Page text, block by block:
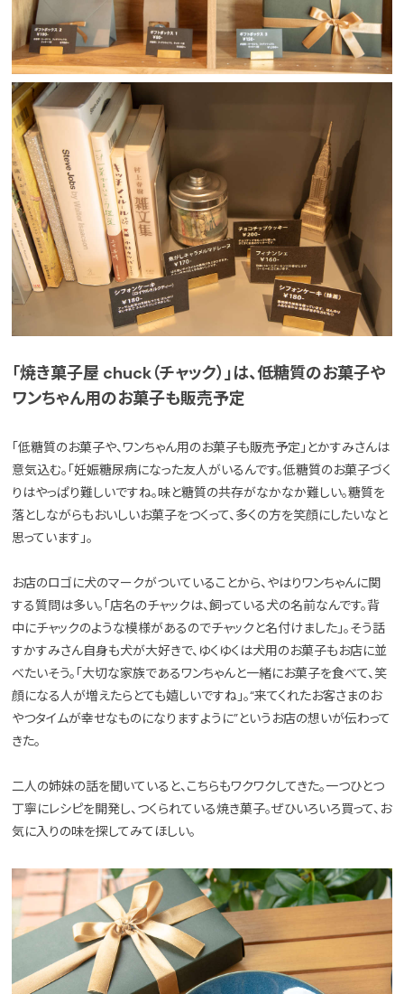
「焼き菓子屋 chuck（チャック）」は、低糖質のお菓子や
ワンちゃん用のお菓子も販売予定
「低糖質のお菓子や、ワンちゃん用のお菓子も販売予定」とかすみさんは
意気込む。「妊娠糖尿病になった友人がいるんです。低糖質のお菓子づく
りはやっぱり難しいですね。味と糖質の共存がなかなか難しい。糖質を
落としながらもおいしいお菓子をつくって、多くの方を笑顔にしたいなと
思っています」。
お店のロゴに犬のマークがついていることから、やはりワンちゃんに関
する質問は多い。「店名のチャックは、飼っている犬の名前なんです。背
中にチャックのような模様があるのでチャックと名付けました」。そう話
すかすみさん自身も犬が大好きで、ゆくゆくは犬用のお菓子もお店に並
べたいそう。「大切な家族であるワンちゃんと一緒にお菓子を食べて、笑
顔になる人が増えたらとても嬉しいですね」。“来てくれたお客さまのお
やつタイムが幸せなものになりますように”というお店の想いが伝わって
きた。
二人の姉妹の話を聞いていると、こちらもワクワクしてきた。一つひとつ
丁寧にレシピを開発し、つくられている焼き菓子。ぜひいろいろ買って、お
気に入りの味を探してみてほしい。